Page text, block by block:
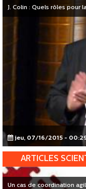
J. Colin : Quels rôles pour
jeu, 07/16/2015 -
Un cas de coordination
ARTICLES